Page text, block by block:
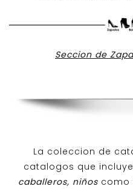
Seccion de
La coleccion de
catalogos que
caballeros, niños como